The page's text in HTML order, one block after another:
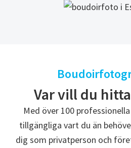
Var vill du
Med över 100
tillgängliga vart du än
dig som privatperson och